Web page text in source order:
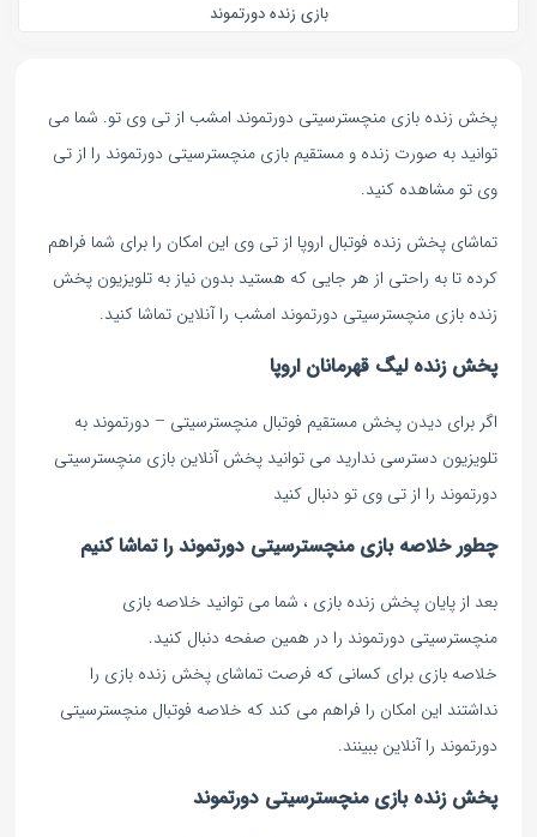
بازی زنده دورتموند
پخش زنده بازی منچسترسیتی دورتموند امشب از تی وی تو. شما می
توانید به صورت زنده و مستقیم بازی منچسترسیتی دورتموند را از تی
وی تو مشاهده کنید.
تماشای پخش زنده فوتبال اروپا از تی وی این امکان را برای شما فراهم
کرده تا به راحتی از هر جایی که هستید بدون نیاز به تلویزیون پخش
زنده بازی منچسترسیتی دورتموند امشب را آنلاین تماشا کنید.
پخش زنده لیگ قهرمانان اروپا
اگر برای دیدن پخش مستقیم فوتبال منچسترسیتی – دورتموند به
تلویزیون دسترسی ندارید می توانید پخش آنلاین بازی منچسترسیتی
دورتموند را از تی وی تو دنبال کنید
چطور خلاصه بازی منچسترسیتی دورتموند را تماشا کنیم
بعد از پایان پخش زنده بازی ، شما می توانید خلاصه بازی
منچسترسیتی دورتموند را در همین صفحه دنبال کنید.
خلاصه بازی برای کسانی که فرصت تماشای پخش زنده بازی را
نداشتند این امکان را فراهم می کند که خلاصه فوتبال منچسترسیتی
دورتموند را آنلاین ببینند.
پخش زنده بازی منچسترسیتی دورتموند